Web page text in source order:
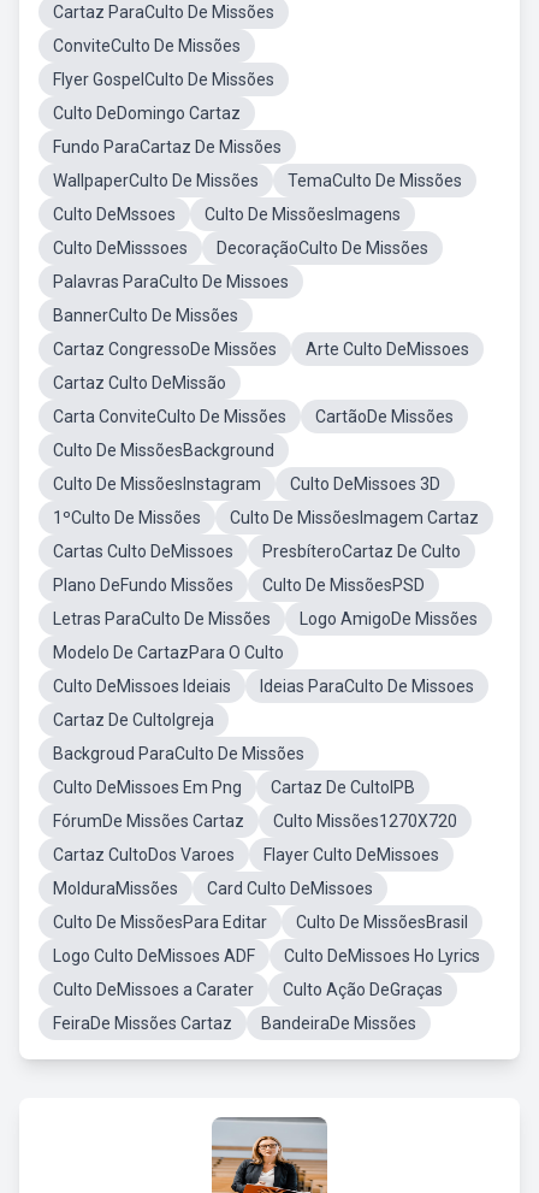
Cartaz ParaCulto De Missões
ConviteCulto De Missões
Flyer GospelCulto De Missões
Culto DeDomingo Cartaz
Fundo ParaCartaz De Missões
WallpaperCulto De Missões
TemaCulto De Missões
Culto DeMssoes
Culto De MissõesImagens
Culto DeMisssoes
DecoraçãoCulto De Missões
Palavras ParaCulto De Missoes
BannerCulto De Missões
Cartaz CongressoDe Missões
Arte Culto DeMissoes
Cartaz Culto DeMissão
Carta ConviteCulto De Missões
CartãoDe Missões
Culto De MissõesBackground
Culto De MissõesInstagram
Culto DeMissoes 3D
1ºCulto De Missões
Culto De MissõesImagem Cartaz
Cartas Culto DeMissoes
PresbíteroCartaz De Culto
Plano DeFundo Missões
Culto De MissõesPSD
Letras ParaCulto De Missões
Logo AmigoDe Missões
Modelo De CartazPara O Culto
Culto DeMissoes Ideiais
Ideias ParaCulto De Missoes
Cartaz De CultoIgreja
Backgroud ParaCulto De Missões
Culto DeMissoes Em Png
Cartaz De CultoIPB
FórumDe Missões Cartaz
Culto Missões1270X720
Cartaz CultoDos Varoes
Flayer Culto DeMissoes
MolduraMissões
Card Culto DeMissoes
Culto De MissõesPara Editar
Culto De MissõesBrasil
Logo Culto DeMissoes ADF
Culto DeMissoes Ho Lyrics
Culto DeMissoes a Carater
Culto Ação DeGraças
FeiraDe Missões Cartaz
BandeiraDe Missões